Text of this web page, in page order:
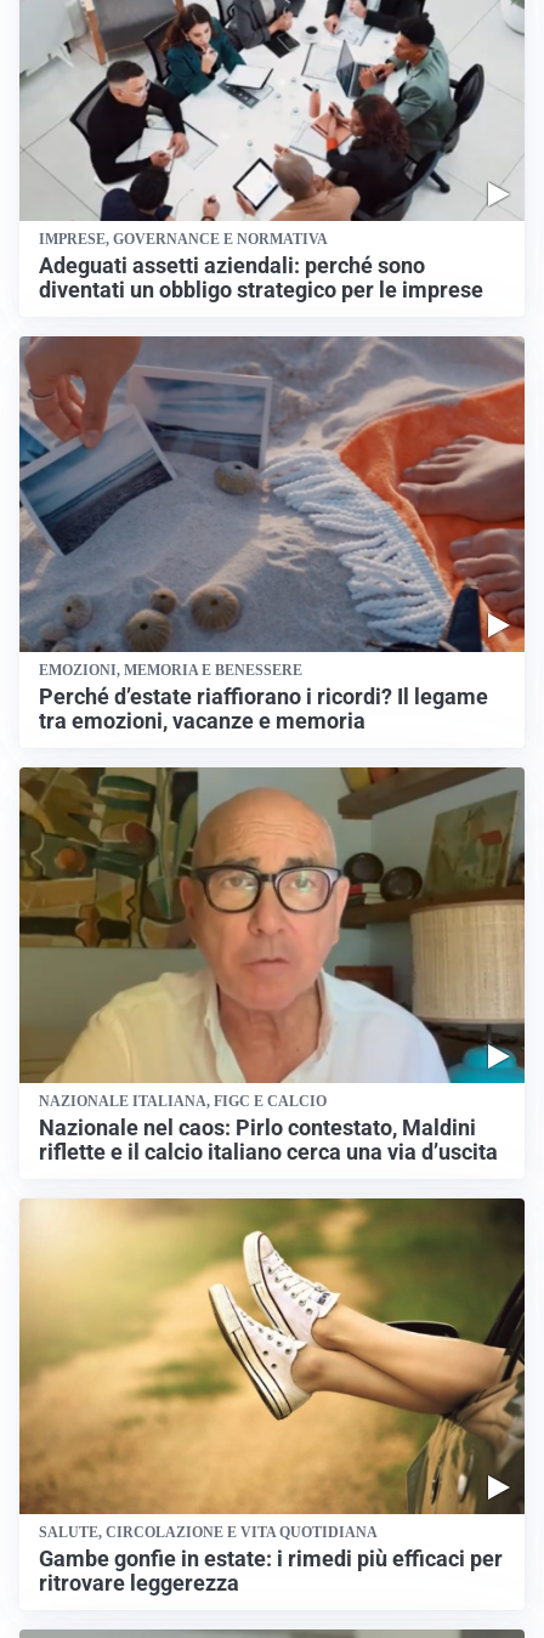
IMPRESE, GOVERNANCE E NORMATIVA
Adeguati assetti aziendali: perché sono
diventati un obbligo strategico per le imprese
EMOZIONI, MEMORIA E BENESSERE
Perché d’estate riaffiorano i ricordi? Il legame
tra emozioni, vacanze e memoria
NAZIONALE ITALIANA, FIGC E CALCIO
Nazionale nel caos: Pirlo contestato, Maldini
riflette e il calcio italiano cerca una via d’uscita
SALUTE, CIRCOLAZIONE E VITA QUOTIDIANA
Gambe gonfie in estate: i rimedi più efficaci per
ritrovare leggerezza